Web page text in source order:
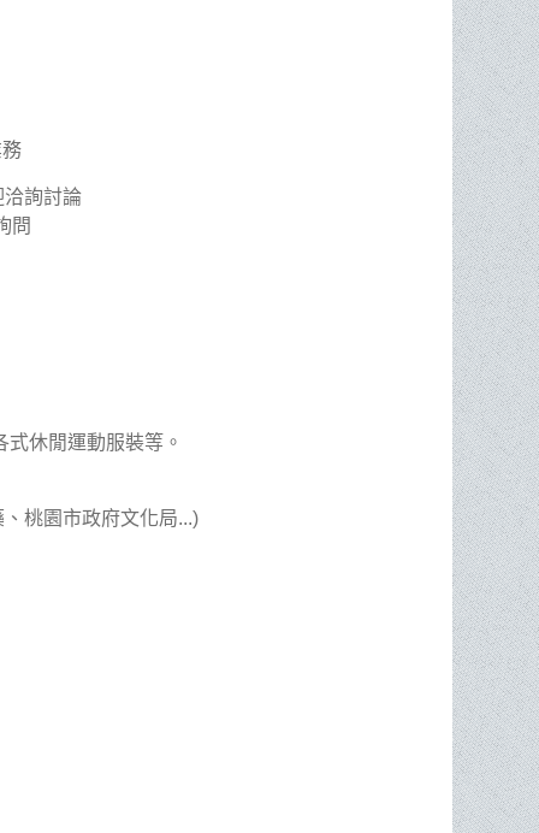
洽詢討論
問
休閒運動服裝等。
桃園市政府文化局...)